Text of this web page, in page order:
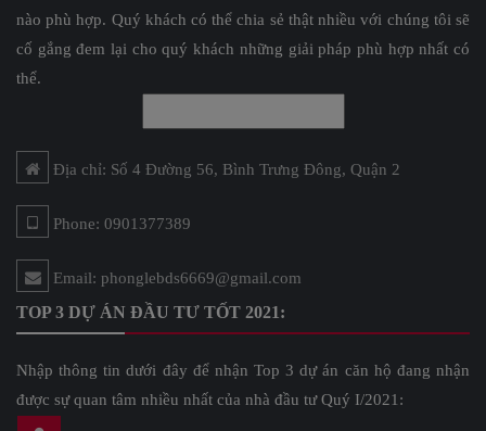
nào phù hợp. Quý khách có thể chia sẻ thật nhiều với chúng tôi sẽ
cố gắng đem lại cho quý khách những giải pháp phù hợp nhất có
thể.
Địa chỉ: Số 4 Đường 56, Bình Trưng Đông, Quận 2
Phone: 0901377389
Email: phonglebds6669@gmail.com
TOP 3 DỰ ÁN ĐẦU TƯ TỐT 2021:
Nhập thông tin dưới đây để nhận Top 3 dự án căn hộ đang nhận
được sự quan tâm nhiều nhất của nhà đầu tư Quý I/2021: